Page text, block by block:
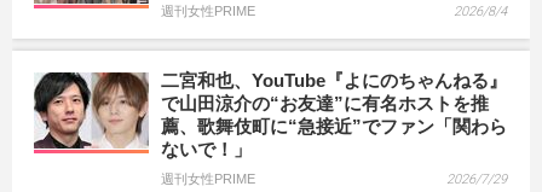
週刊女性PRIME 2026/8/4
二宮和也、YouTube『よにのちゃんねる』
で山田涼介の“お友達”に有名ホストを推
薦、歌舞伎町に“急接近”でファン「関わら
ないで！」
週刊女性PRIME 2026/7/29